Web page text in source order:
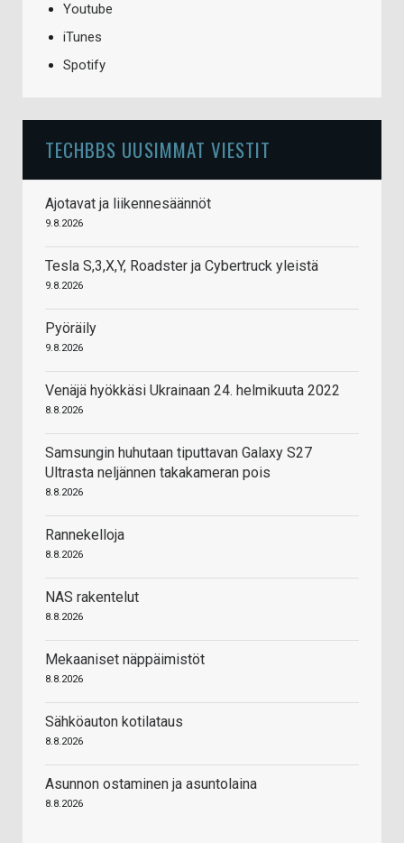
Youtube
iTunes
Spotify
TECHBBS UUSIMMAT VIESTIT
Ajotavat ja liikennesäännöt
9.8.2026
Tesla S,3,X,Y, Roadster ja Cybertruck yleistä
9.8.2026
Pyöräily
9.8.2026
Venäjä hyökkäsi Ukrainaan 24. helmikuuta 2022
8.8.2026
Samsungin huhutaan tiputtavan Galaxy S27
Ultrasta neljännen takakameran pois
8.8.2026
Rannekelloja
8.8.2026
NAS rakentelut
8.8.2026
Mekaaniset näppäimistöt
8.8.2026
Sähköauton kotilataus
8.8.2026
Asunnon ostaminen ja asuntolaina
8.8.2026